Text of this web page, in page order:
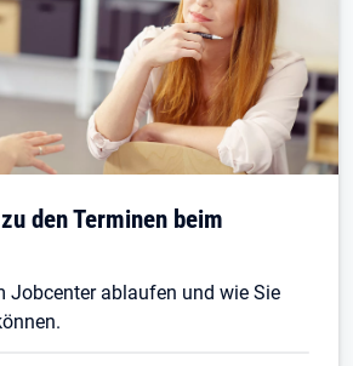
den Terminen beim
Jobcenter ablaufen und wie Sie